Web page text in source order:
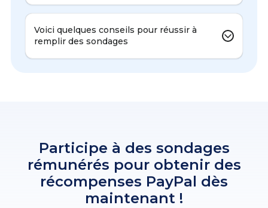
Voici quelques conseils pour réussir à
remplir des sondages
Participe à des sondages
rémunérés pour obtenir des
récompenses PayPal dès
maintenant !